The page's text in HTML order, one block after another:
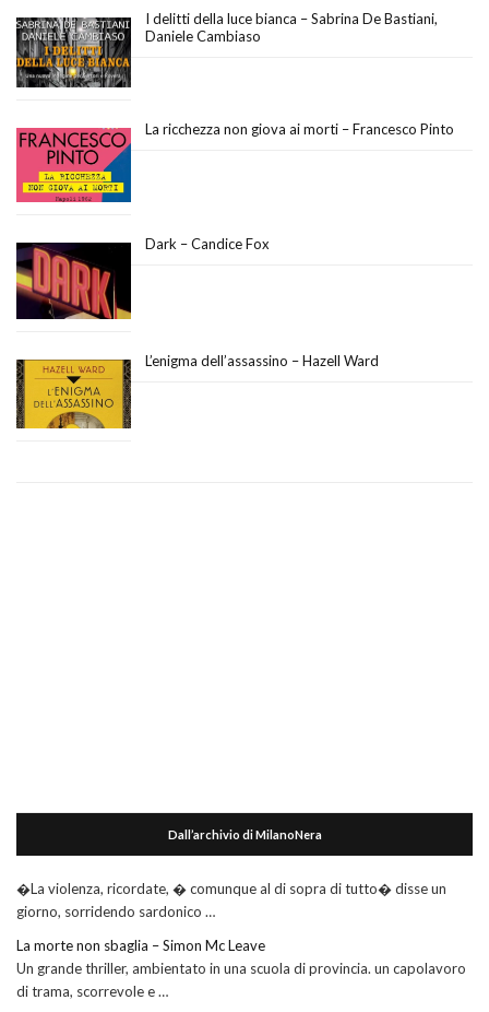
I delitti della luce bianca – Sabrina De Bastiani,
Daniele Cambiaso
La ricchezza non giova ai morti – Francesco Pinto
Dark – Candice Fox
L’enigma dell’assassino – Hazell Ward
Dall’archivio di MilanoNera
�La violenza, ricordate, � comunque al di sopra di tutto� disse un
giorno, sorridendo sardonico …
La morte non sbaglia – Simon Mc Leave
Un grande thriller, ambientato in una scuola di provincia. un capolavoro
di trama, scorrevole e …